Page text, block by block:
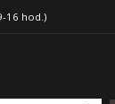
16 hod.)